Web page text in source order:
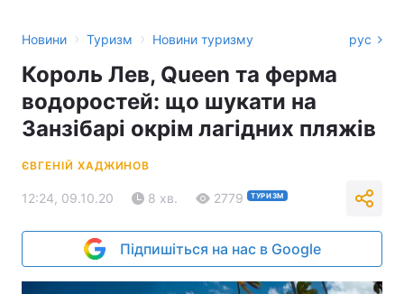
Новини › Туризм › Новини туризму рус
Король Лев, Queen та ферма
водоростей: що шукати на
Занзібарі окрім лагідних пляжів
ЄВГЕНІЙ ХАДЖИНОВ
12:24, 09.10.20 8 хв. 2779 ТУРИЗМ
Підпишіться на нас в Google